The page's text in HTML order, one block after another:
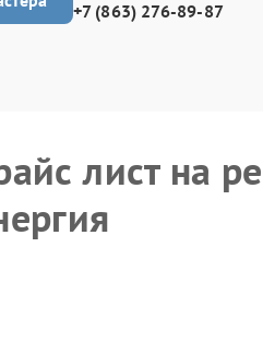
+7 (863) 276-89-87
лист на